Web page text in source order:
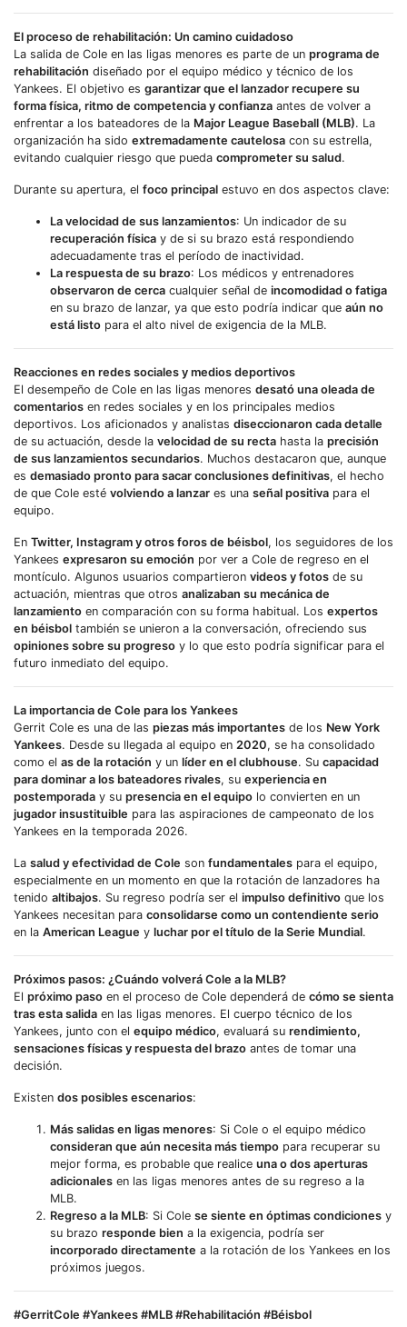
El proceso de rehabilitación: Un camino cuidadoso
La salida de Cole en las ligas menores es parte de un programa de
rehabilitación diseñado por el equipo médico y técnico de los
Yankees. El objetivo es garantizar que el lanzador recupere su
forma física, ritmo de competencia y confianza antes de volver a
enfrentar a los bateadores de la Major League Baseball (MLB). La
organización ha sido extremadamente cautelosa con su estrella,
evitando cualquier riesgo que pueda comprometer su salud.
Durante su apertura, el foco principal estuvo en dos aspectos clave:
La velocidad de sus lanzamientos: Un indicador de su
recuperación física y de si su brazo está respondiendo
adecuadamente tras el período de inactividad.
La respuesta de su brazo: Los médicos y entrenadores
observaron de cerca cualquier señal de incomodidad o fatiga
en su brazo de lanzar, ya que esto podría indicar que aún no
está listo para el alto nivel de exigencia de la MLB.
Reacciones en redes sociales y medios deportivos
El desempeño de Cole en las ligas menores desató una oleada de
comentarios en redes sociales y en los principales medios
deportivos. Los aficionados y analistas diseccionaron cada detalle
de su actuación, desde la velocidad de su recta hasta la precisión
de sus lanzamientos secundarios. Muchos destacaron que, aunque
es demasiado pronto para sacar conclusiones definitivas, el hecho
de que Cole esté volviendo a lanzar es una señal positiva para el
equipo.
En Twitter, Instagram y otros foros de béisbol, los seguidores de los
Yankees expresaron su emoción por ver a Cole de regreso en el
montículo. Algunos usuarios compartieron videos y fotos de su
actuación, mientras que otros analizaban su mecánica de
lanzamiento en comparación con su forma habitual. Los expertos
en béisbol también se unieron a la conversación, ofreciendo sus
opiniones sobre su progreso y lo que esto podría significar para el
futuro inmediato del equipo.
La importancia de Cole para los Yankees
Gerrit Cole es una de las piezas más importantes de los New York
Yankees. Desde su llegada al equipo en 2020, se ha consolidado
como el as de la rotación y un líder en el clubhouse. Su capacidad
para dominar a los bateadores rivales, su experiencia en
postemporada y su presencia en el equipo lo convierten en un
jugador insustituible para las aspiraciones de campeonato de los
Yankees en la temporada 2026.
La salud y efectividad de Cole son fundamentales para el equipo,
especialmente en un momento en que la rotación de lanzadores ha
tenido altibajos. Su regreso podría ser el impulso definitivo que los
Yankees necesitan para consolidarse como un contendiente serio
en la American League y luchar por el título de la Serie Mundial.
Próximos pasos: ¿Cuándo volverá Cole a la MLB?
El próximo paso en el proceso de Cole dependerá de cómo se sienta
tras esta salida en las ligas menores. El cuerpo técnico de los
Yankees, junto con el equipo médico, evaluará su rendimiento,
sensaciones físicas y respuesta del brazo antes de tomar una
decisión.
Existen dos posibles escenarios:
Más salidas en ligas menores: Si Cole o el equipo médico
consideran que aún necesita más tiempo para recuperar su
mejor forma, es probable que realice una o dos aperturas
adicionales en las ligas menores antes de su regreso a la
MLB.
Regreso a la MLB: Si Cole se siente en óptimas condiciones y
su brazo responde bien a la exigencia, podría ser
incorporado directamente a la rotación de los Yankees en los
próximos juegos.
#GerritCole #Yankees #MLB #Rehabilitación #Béisbol